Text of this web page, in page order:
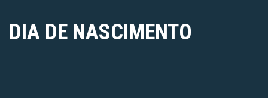
DIA DE NASCIMENTO